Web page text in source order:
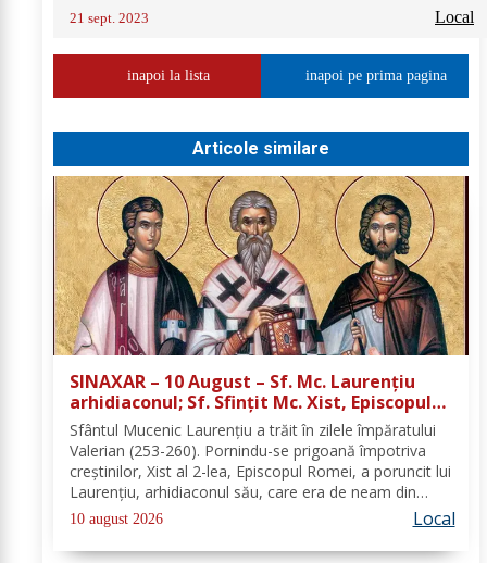
21 sept. 2023 Local
inapoi la lista inapoi pe prima pagina
Articole similare
SINAXAR – 10 August – Sf. Mc. Laurenţiu
arhidiaconul; Sf. Sfinţit Mc. Xist, Episcopul
Romei
Sfântul Mucenic Laurenţiu a trăit în zilele împăratului
Valerian (253-260). Pornindu-se prigoană împotriva
creştinilor, Xist al 2-lea, Episcopul Romei, a poruncit lui
Laurenţiu, arhidiaconul său, care era de neam din
Spania, să chivernisească vistieria Bisericii şi să se
îngrijească de săraci....
10 august 2026 Local